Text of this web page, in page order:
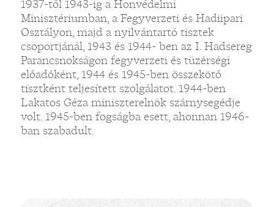
1937-től 1943-ig a Honvédelmi
Minisztériumban, a Fegyverzeti és Hadiipari
Osztályon, majd a nyilvántartó tisztek
csoportjánál, 1943 és 1944- ben az I. Hadsereg
Parancsnokságon fegyverzeti és tüzérségi
előadóként, 1944 és 1945-ben összekötő
tisztként teljesített szolgálatot. 1944-ben
Lakatos Géza miniszterelnök szárnysegédje
volt. 1945-ben fogságba esett, ahonnan 1946-
ban szabadult.